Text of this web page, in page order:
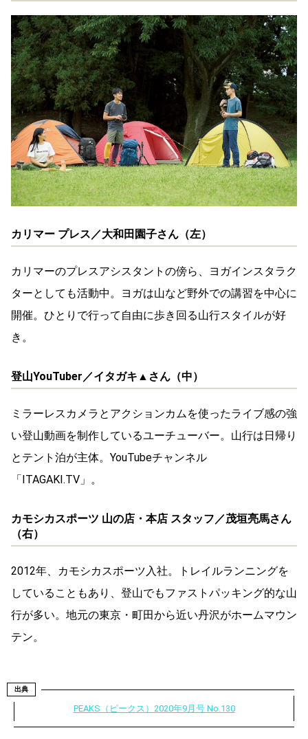
カリマー プレス／大和田園子さん（左）
カリマーのプレスアシスタントの傍ら、ヨガインスタラク
ターとしても活動中。ヨガは山など野外での講習を中心に
開催。ひとりで行って自由に歩き回る山行スタイルが好
き。
登山YouTuber／イタガキ▲さん（中）
ミラーレスカメラとアクションカムを使ったライブ感の強
い登山動画を制作しているユーチューバー。山行は日帰り
とテント泊が主体。YouTubeチャンネル
「ITAGAKI.TV」。
カモシカスポーツ 山の店・本店 スタッフ／茂垣亮馬さん
（右）
2012年、カモシカスポーツ入社。トレイルランニングを
していることもあり、登山でもファストパッキング的な山
行が多い。地元の東京・町田から近い丹沢がホームマウン
テン。
出典
PEAKS（ピークス）2020年9月号 No.130